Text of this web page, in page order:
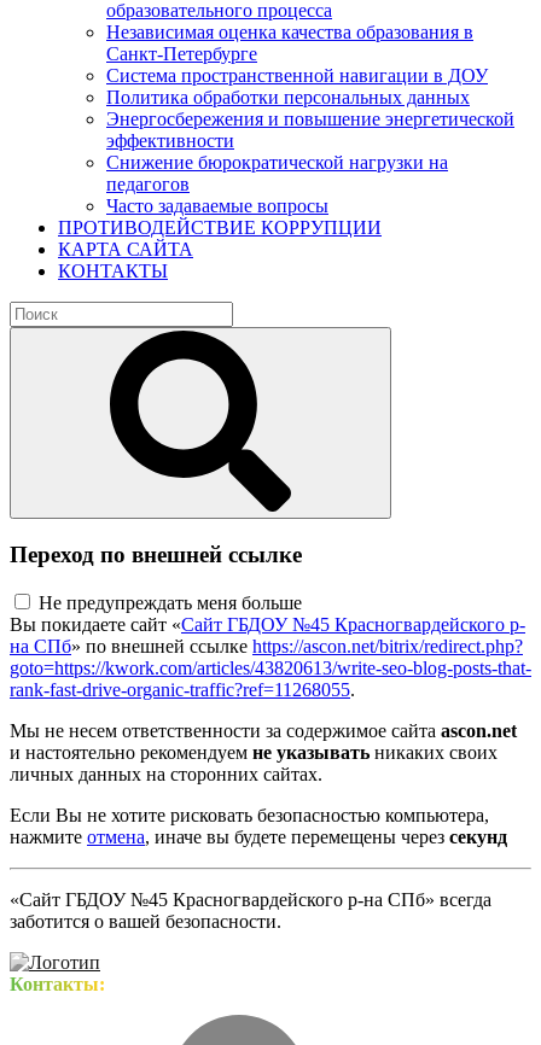
образовательного процесса
Независимая оценка качества образования в
Санкт-Петербурге
Система пространственной навигации в ДОУ
Политика обработки персональных данных
Энергосбережения и повышение энергетической
эффективности
Снижение бюрократической нагрузки на
педагогов
Часто задаваемые вопросы
ПРОТИВОДЕЙСТВИЕ КОРРУПЦИИ
КАРТА САЙТА
КОНТАКТЫ
Переход по внешней ссылке
Не предупреждать меня больше
Вы покидаете сайт «Сайт ГБДОУ №45 Красногвардейского р-
на СПб» по внешней ссылке https://ascon.net/bitrix/redirect.php?
goto=https://kwork.com/articles/43820613/write-seo-blog-posts-that-
rank-fast-drive-organic-traffic?ref=11268055.
Мы не несем ответственности за содержимое сайта ascon.net
и настоятельно рекомендуем не указывать никаких своих
личных данных на сторонних сайтах.
Если Вы не хотите рисковать безопасностью компьютера,
нажмите отмена, иначе вы будете перемещены через секунд
«Сайт ГБДОУ №45 Красногвардейского р-на СПб» всегда
заботится о вашей безопасности.
Контакты: